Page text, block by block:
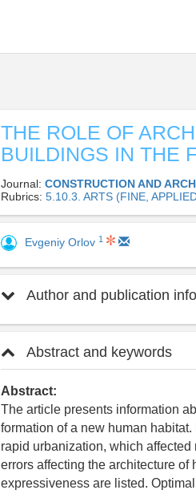
THE ROLE OF
BUILDINGS IN THE
Journal: CONSTRUCTION AND
Rubrics: 5.10.3. ARTS (FINE,
Evgeniy Orlov 1
Author and publication
Abstract and keywords
Abstract:
The article presents information
formation of a new human
rapid urbanization, which
errors affecting the architecture
expressiveness are listed.